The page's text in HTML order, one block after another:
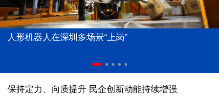
人形机器人在深圳多场景“上岗”
保持定力、向质提升 民企创新动能持续增强